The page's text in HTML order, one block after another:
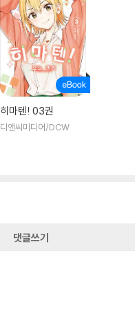
히마텐! 03권
디앤씨미디어/DCW
댓글쓰기